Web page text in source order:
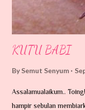
KUTU BABI
By Semut Senyum
Assalamualaikum..
hampir sebulan